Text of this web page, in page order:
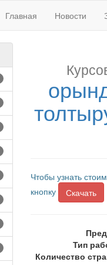
Главная Новости
Чтобы узнать
кнопку
Скачать
Тип
Количество